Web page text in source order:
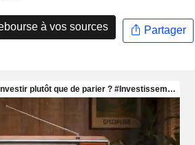
à vos sources Partager